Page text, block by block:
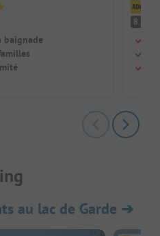
baignade
8.5
au lac de Garde ➔